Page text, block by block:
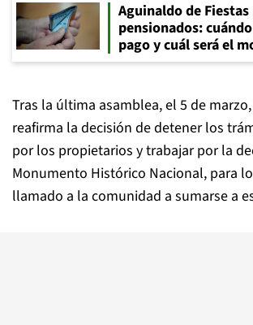
Aguinaldo de
pensionados:
pago y cuál será el
Tras la última asamblea, el 5 de
reafirma la decisión de detener los
por los propietarios y trabajar por la
Monumento Histórico Nacional, para
llamado a la comunidad a sumarse a